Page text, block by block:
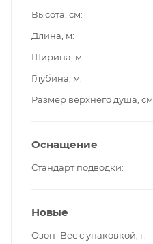
Высота, см
Длина, м
Ширина, м
Глубина, м
Размер верхнего душа, см
Оснащение
Стандарт подводки
Новые
Озон_Вес с упаковкой, г